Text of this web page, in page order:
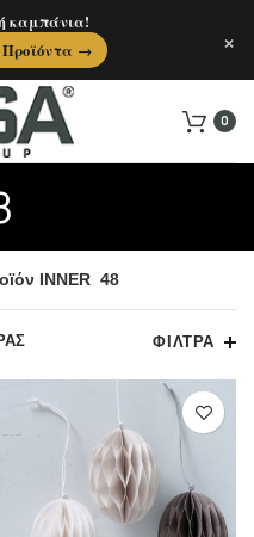
0
INNER 48
ΦΊΛΤΡΑ
καμπάνια!
Προϊόντα →
×